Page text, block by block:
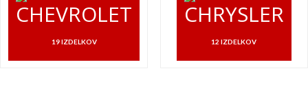
CHEVROLET
19 IZDELKOV
CHRYSLER
12 IZDELKOV